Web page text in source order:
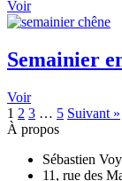
Voir
Semainier
Voir
1 2 3 … 5 Suivant »
À propos
Sébastien
11, rue des